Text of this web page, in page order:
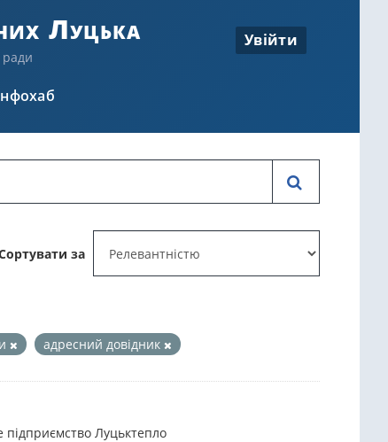
Луцька
ради
Увійти
за
адресний довідник
підприємство Луцьктепло